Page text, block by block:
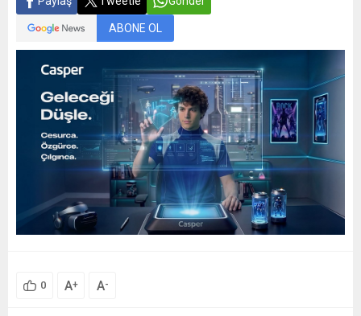
yenilikçi sensörün...
ABONE OL
0 A+ A-